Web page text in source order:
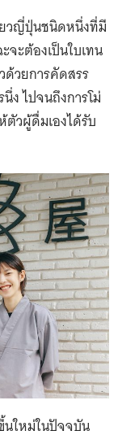
วญี่ปุ่นชนิดหนึ่งที่มี
จะต้องเป็นใบเทน
วยการคัดสรร
ง ไปจนถึงการโม่
วผู้ดื่มเองได้รับ